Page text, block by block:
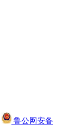
鲁公网安备